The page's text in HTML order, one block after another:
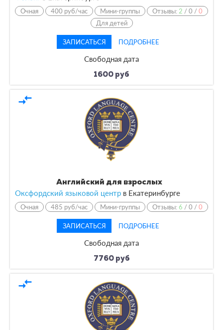
Очная 400 руб/час Мини-группы Отзывы: 2 /0 /0
Для детей
ЗАПИСАТЬСЯ ПОДРОБНЕЕ
Свободная дата
1600 руб
compare_arrows
Английский для взрослых
Оксфордский языковой центр в Екатеринбурге
Очная 485 руб/час Мини-группы Отзывы:6 /0 /0
ЗАПИСАТЬСЯ ПОДРОБНЕЕ
Свободная дата
7760 руб
compare_arrows